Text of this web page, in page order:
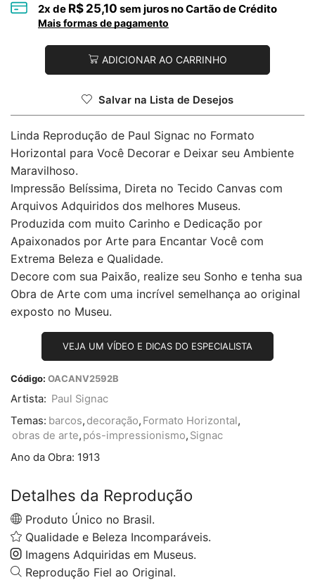
2x de R$ 25,10 sem juros no Cartão de Crédito
Mais formas de pagamento
ADICIONAR AO CARRINHO
Salvar na Lista de Desejos
Linda Reprodução de Paul Signac no Formato
Horizontal para Você Decorar e Deixar seu Ambiente
Maravilhoso.
Impressão Belíssima, Direta no Tecido Canvas com
Arquivos Adquiridos dos melhores Museus.
Produzida com muito Carinho e Dedicação por
Apaixonados por Arte para Encantar Você com
Extrema Beleza e Qualidade.
Decore com sua Paixão, realize seu Sonho e tenha sua
Obra de Arte com uma incrível semelhança ao original
exposto no Museu.
VEJA UM VÍDEO E DICAS DO ESPECIALISTA
Código: OACANV2592B
Artista: Paul Signac
Temas: barcos, decoração, Formato Horizontal,
obras de arte, pós-impressionismo, Signac
Ano da Obra: 1913
Detalhes da Reprodução
Produto Único no Brasil.
Qualidade e Beleza Incomparáveis.
Imagens Adquiridas em Museus.
Reprodução Fiel ao Original.